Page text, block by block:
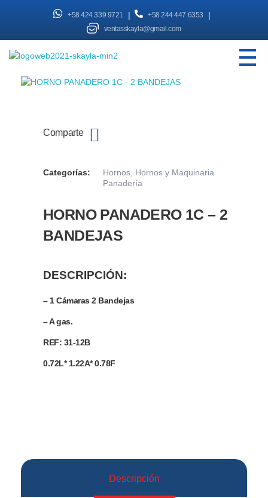
+58 424 339 9721 | +58 244 447.6353 |
ventasskayla@gmail.com
HORNO PANADERO 1C – 2
BANDEJAS
DESCRIPCIÓN:
– 1 Cámaras 2 Bandejas
– A gas.
REF: 31-12B
0.72L* 1.22A* 0.78F
Comparte
Categorías: Hornos Hornos y Maquinaria
Panadería
Descripción